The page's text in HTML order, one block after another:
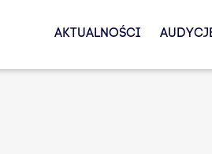
AKTUALNOŚCI